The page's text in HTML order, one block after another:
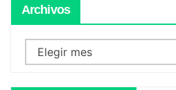
Archivos
Archivos